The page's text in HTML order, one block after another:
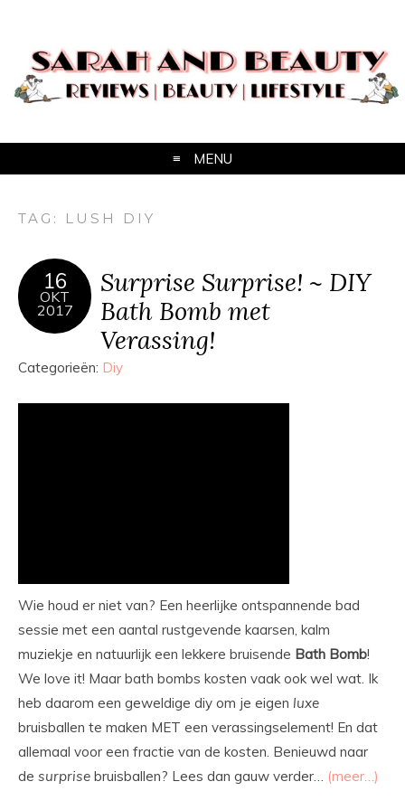
MENU
TAG: LUSH DIY
16
OKT
2017
Surprise Surprise! ~ DIY
Bath Bomb met
Verassing!
Categorieën: Diy
Wie houd er niet van? Een heerlijke ontspannende bad
sessie met een aantal rustgevende kaarsen, kalm
muziekje en natuurlijk een lekkere bruisende Bath Bomb!
We love it! Maar bath bombs kosten vaak ook wel wat. Ik
heb daarom een geweldige diy om je eigen luxe
bruisballen te maken MET een verassingselement! En dat
allemaal voor een fractie van de kosten. Benieuwd naar
de surprise bruisballen? Lees dan gauw verder… (meer…)